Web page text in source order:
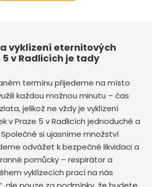
vyklízení eternitových
5 v Radlicích je tady
termínu přijedeme na místo
každou možnou minutu – čas
jelikož ne vždy je vyklízení
v Praze 5 v Radlicích jednoduché a
si ujasníme množství
odvážet k bezpečné likvidaci a
pomůcky – respirátor a
vyklízecích prací na nás